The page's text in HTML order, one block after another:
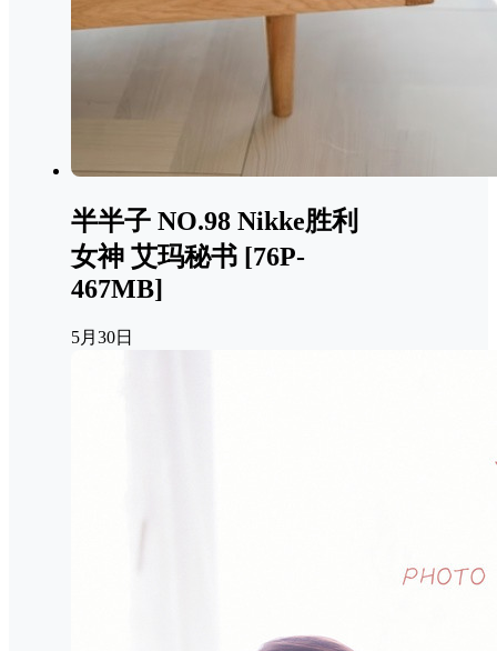
半半子 NO.98 Nikke胜利
女神 艾玛秘书 [76P-
467MB]
5月30日